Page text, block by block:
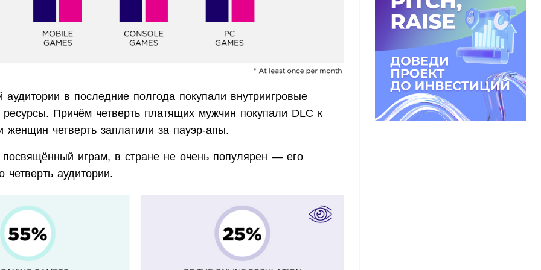
в последние полгода покупали внутриигровые
Причём четверть платящих мужчин покупали DLC к
женщин четверть заплатили за пауэр-апы.
посвящённый играм, в стране не очень популярен — его
четверть аудитории.